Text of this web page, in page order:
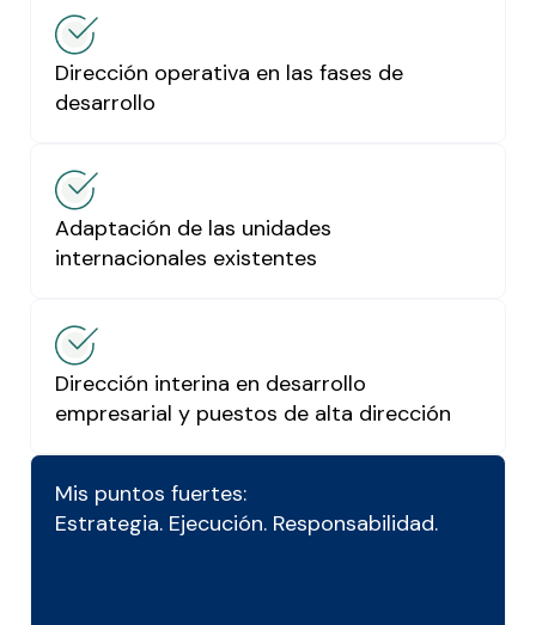
Dirección operativa en las fases de
desarrollo
Adaptación de las unidades
internacionales existentes
Dirección interina en desarrollo
empresarial y puestos de alta dirección
Mis puntos fuertes:
Estrategia. Ejecución. Responsabilidad.